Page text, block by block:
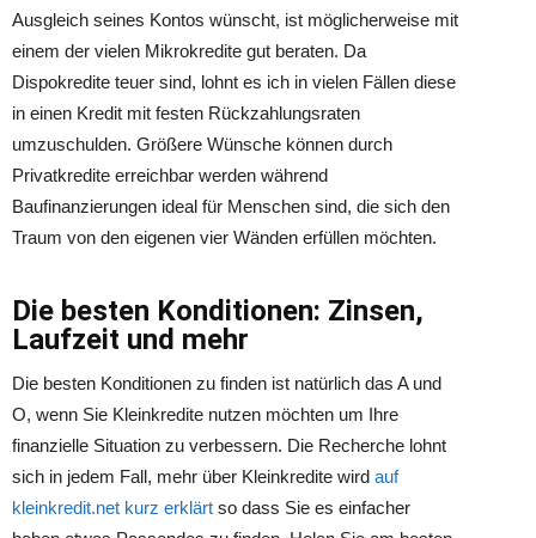
Ausgleich seines Kontos wünscht, ist möglicherweise mit
einem der vielen Mikrokredite gut beraten. Da
Dispokredite teuer sind, lohnt es ich in vielen Fällen diese
in einen Kredit mit festen Rückzahlungsraten
umzuschulden. Größere Wünsche können durch
Privatkredite erreichbar werden während
Baufinanzierungen ideal für Menschen sind, die sich den
Traum von den eigenen vier Wänden erfüllen möchten.
Die besten Konditionen: Zinsen,
Laufzeit und mehr
Die besten Konditionen zu finden ist natürlich das A und
O, wenn Sie Kleinkredite nutzen möchten um Ihre
finanzielle Situation zu verbessern. Die Recherche lohnt
sich in jedem Fall, mehr über Kleinkredite wird auf
kleinkredit.net kurz erklärt so dass Sie es einfacher